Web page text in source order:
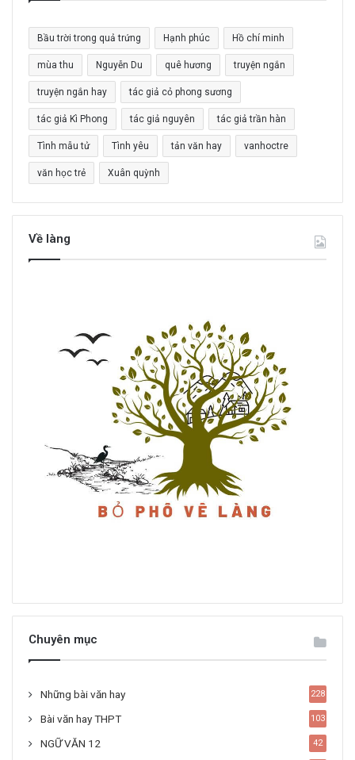
h
o
:
Bầu trời trong quả trứng Hạnh phúc Hồ chí minh
mùa thu Nguyễn Du quê hương truyện ngắn
truyện ngắn hay tác giả cỏ phong sương
tác giả Kì Phong tác giả nguyên tác giả trần hàn
Tình mẫu tử Tình yêu tản văn hay vanhoctre
văn học trẻ Xuân quỳnh
Về làng
Chuyên mục
Những bài văn hay 228
Bài văn hay THPT 103
NGỮ VĂN 12 42